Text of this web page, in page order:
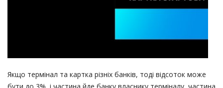
Якщо термінал та картка різніх банків, тоді відсоток може